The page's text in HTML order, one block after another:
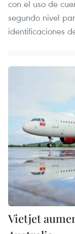
con el uso de
segundo nivel
identificaciones
Vietjet